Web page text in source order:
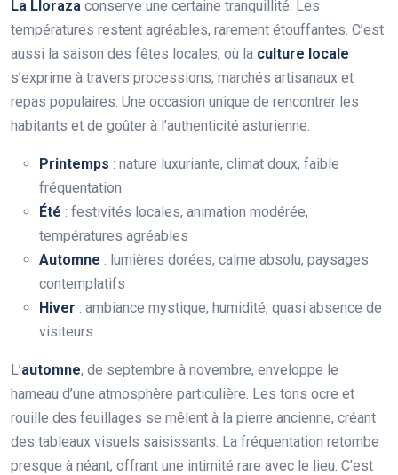
La Lloraza conserve une certaine tranquillité. Les
températures restent agréables, rarement étouffantes. C’est
aussi la saison des fêtes locales, où la culture locale
s’exprime à travers processions, marchés artisanaux et
repas populaires. Une occasion unique de rencontrer les
habitants et de goûter à l’authenticité asturienne.
Printemps : nature luxuriante, climat doux, faible
fréquentation
Été : festivités locales, animation modérée,
températures agréables
Automne : lumières dorées, calme absolu, paysages
contemplatifs
Hiver : ambiance mystique, humidité, quasi absence de
visiteurs
L’automne, de septembre à novembre, enveloppe le
hameau d’une atmosphère particulière. Les tons ocre et
rouille des feuillages se mêlent à la pierre ancienne, créant
des tableaux visuels saisissants. La fréquentation retombe
presque à néant, offrant une intimité rare avec le lieu. C’est